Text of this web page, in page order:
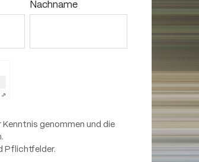
Nachname
⇗
Kenntnis genommen und die
Pflichtfelder.